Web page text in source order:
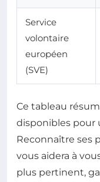
Service
volontaire
européen
(SVE)
Ce tableau
disponibles pour
Reconnaître ses
vous aidera à
plus pertinent,